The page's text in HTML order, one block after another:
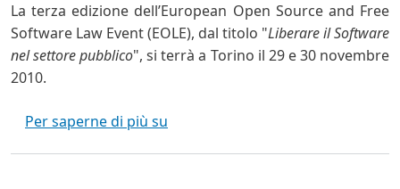
La terza edizione dell’European Open Source and Free
Software Law Event (EOLE), dal titolo "Liberare il Software
nel settore pubblico", si terrà a Torino il 29 e 30 novembre
2010.
Per saperne di più su